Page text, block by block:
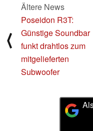
⟨
Ältere News
Poseidon R3T:
Günstige Soundbar
funkt drahtlos zum
mitgelieferten
Subwoofer